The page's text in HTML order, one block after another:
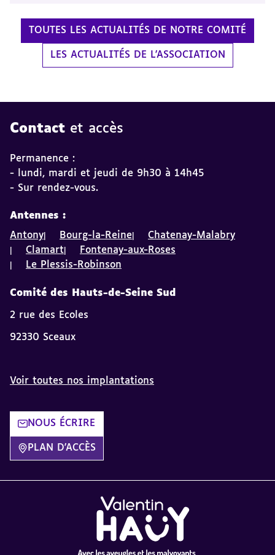
TOUTES LES ACTUALITÉS DE NOTRE COMITÉ
LES ACTUALITÉS DE L'ASSOCIATION
Contact et accès
Permanence :
- lundi, mardi et jeudi de 9h30 à 14h45
- Sur rendez-vous.
Antennes :
Antony
Bourg-la-Reine
Chatenay-Malabry
Clamart
Fontenay-aux-Roses
Le Plessis-Robinson
Comité des Hauts-de-Seine Sud
2 rue des Ecoles
92330 Sceaux
Voir toutes nos implantations
NOUS ÉCRIRE
PLAN D'ACCÈS